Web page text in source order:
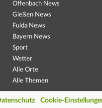
Offenbach News
Gießen News
Fulda News
Bayern News
Sport
Wetter
Alle Orte
Alle Themen
Cookie-